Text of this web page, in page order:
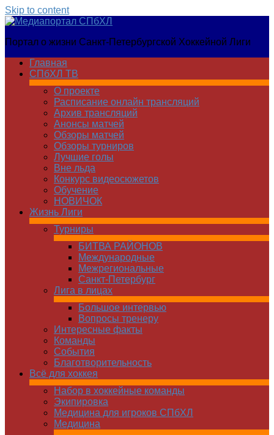
Skip to content
Медиапортал
Портал о жизни Санкт-Петербургской Хоккейной Лиги
Главная
СПбХЛ ТВ
О проекте
Расписание онлайн трансляций
Архив трансляций
Анонсы матчей
Обзоры матчей
Обзоры турниров
Лучшие голы
Вне льда
Конкурс видеосюжетов
Обучение
НОВИЧОК
Жизнь Лиги
Турниры
БИТВА РАЙОНОВ
Международные
Межрегиональные
Санкт-Петербург
Лига в лицах
Большое интервью
Вопросы тренеру
Интересные факты
Команды
Cобытия
Благотворительность
Всё для хоккея
Набор в хоккейные команды
Экипировка
Медицина для игроков СПбХЛ
Медицина